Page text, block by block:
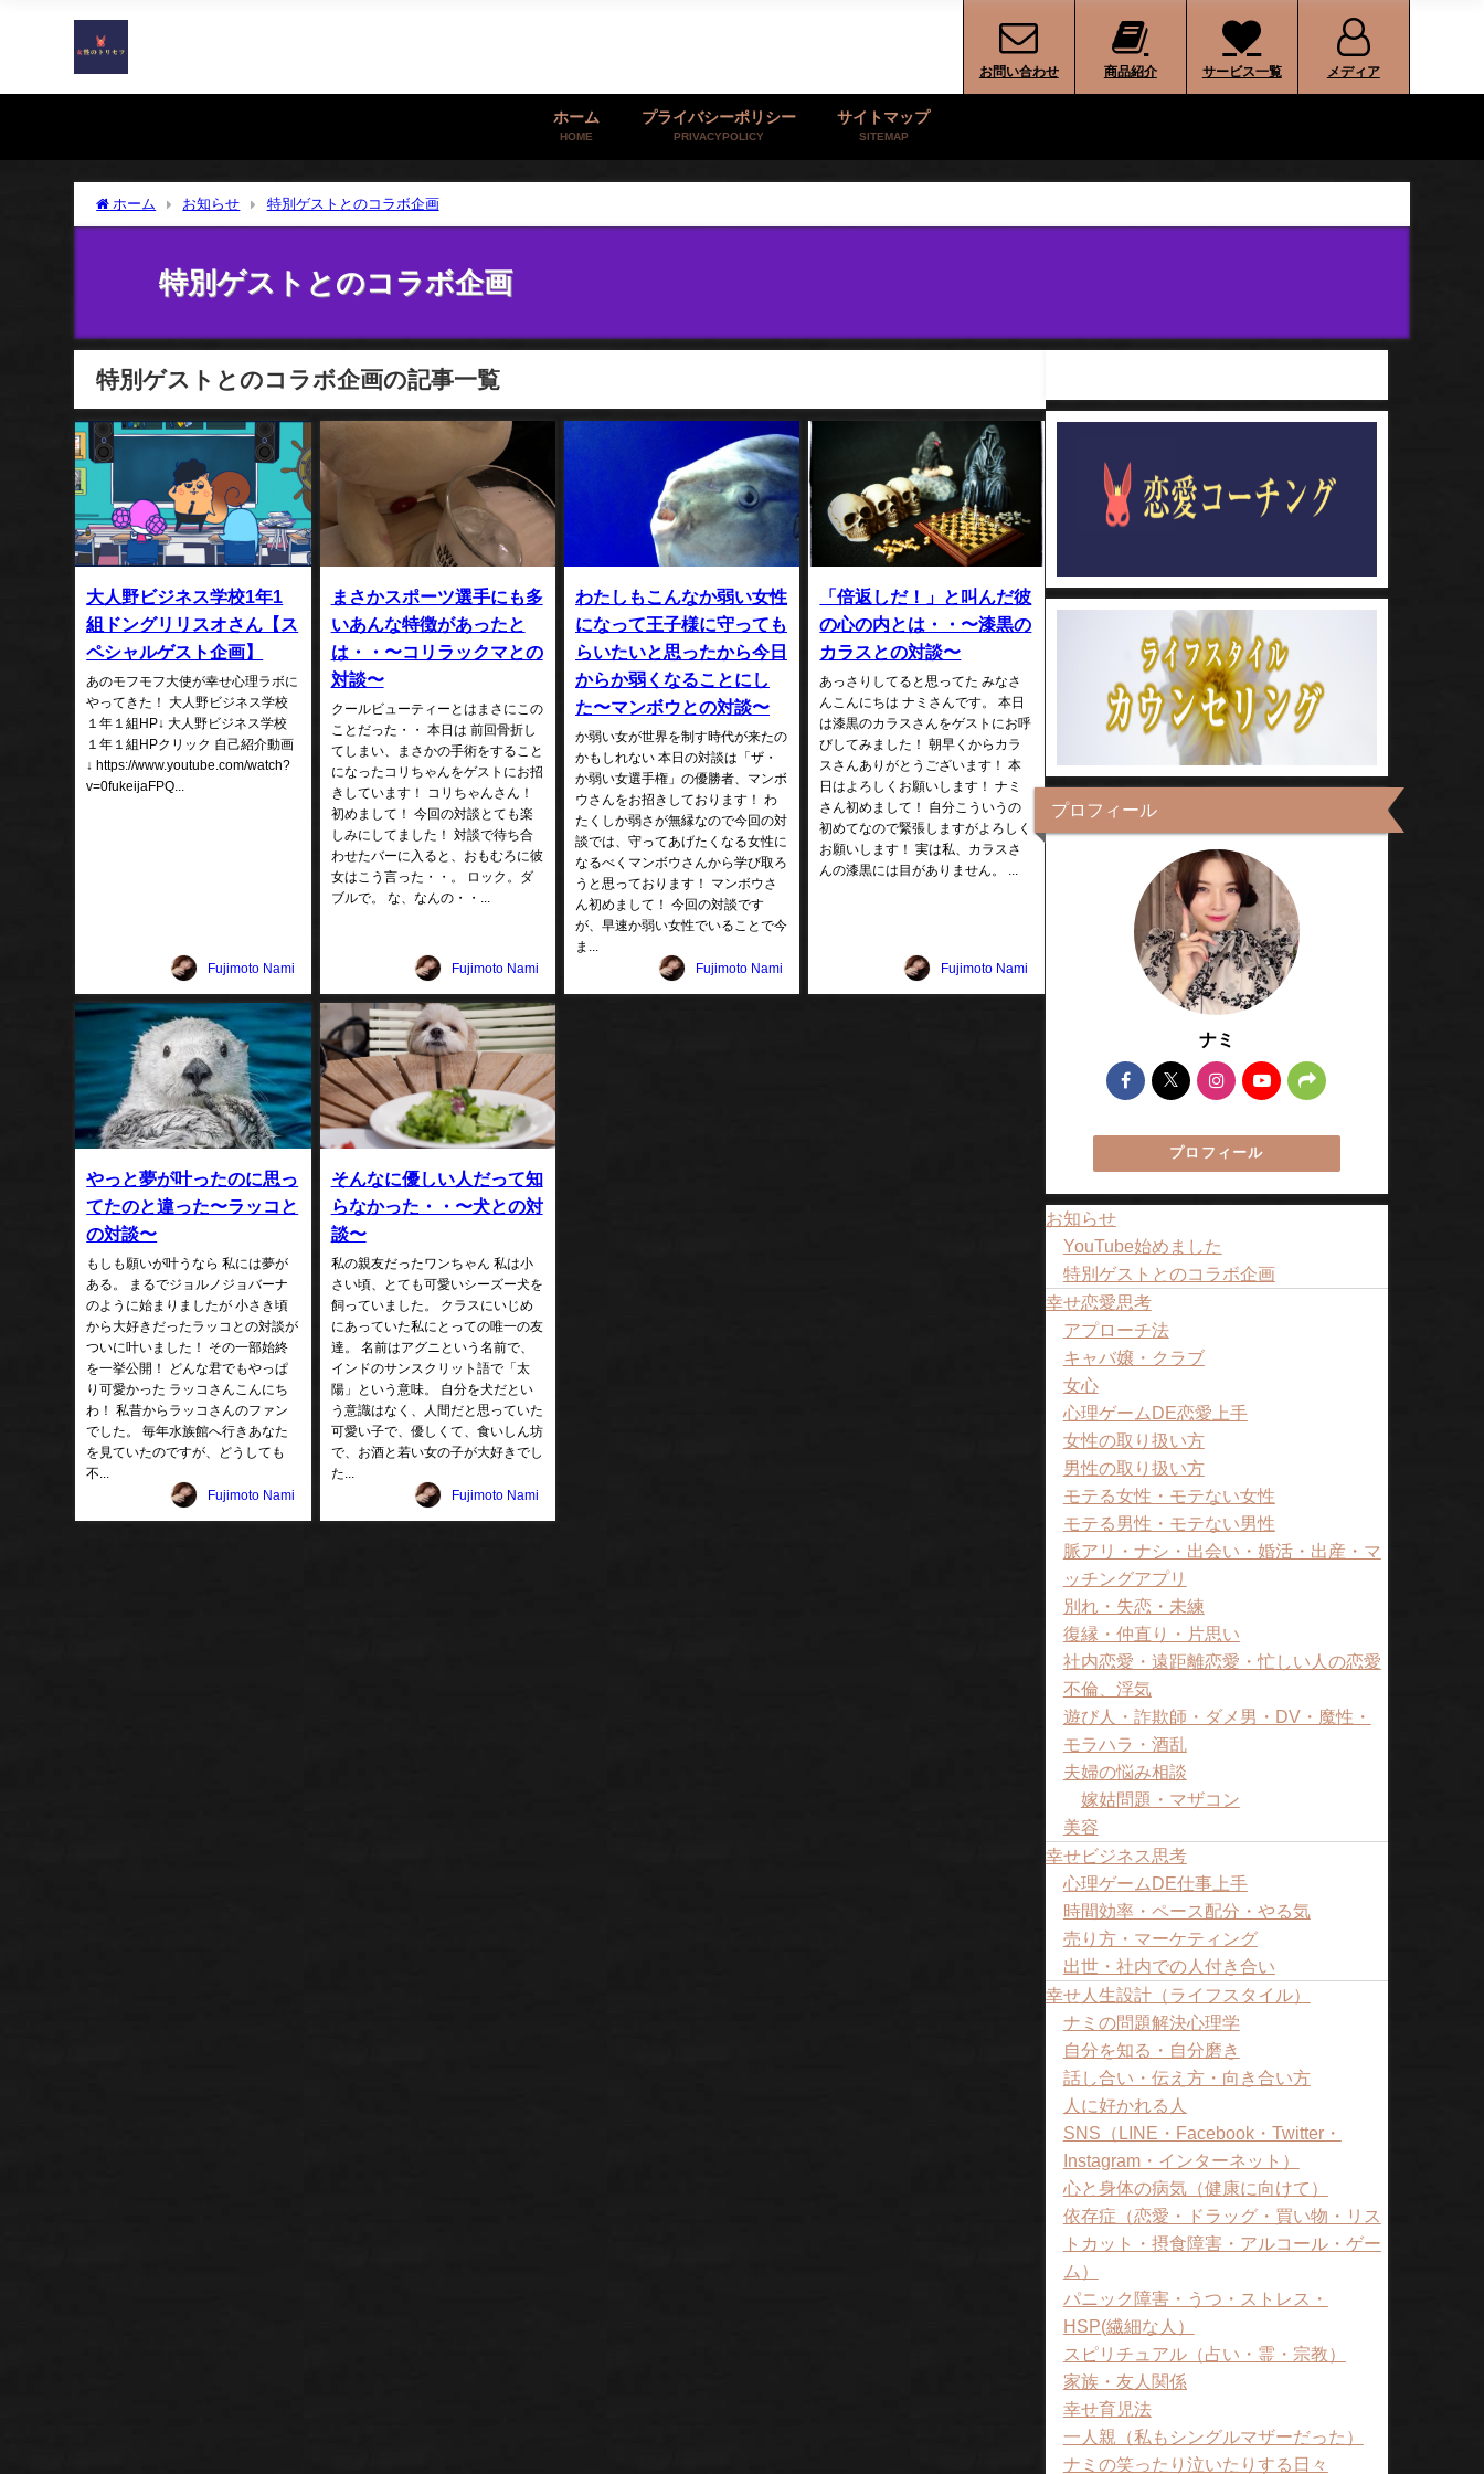
お問い合わせ 商品紹介 サービス一覧 メディア
ホーム
HOME
プライバシーポリシー
PRIVACYPOLICY
サイトマップ
SITEMAP
ホーム お知らせ 特別ゲストとのコラボ企画
特別ゲストとのコラボ企画
特別ゲストとのコラボ企画の記事一覧
大人野ビジネス学校1年1
組ドングリリスオさん【ス
ペシャルゲスト企画】
あのモフモフ大使が幸せ心理ラボに
やってきた！ 大人野ビジネス学校
１年１組HP↓ 大人野ビジネス学校
１年１組HPクリック 自己紹介動画
↓ https://www.youtube.com/watch?
v=0fukeijaFPQ...
Fujimoto Nami
まさかスポーツ選手にも多
いあんな特徴があったと
は・・〜コリラックマとの
対談〜
クールビューティーとはまさにこの
ことだった・・ 本日は 前回骨折し
てしまい、まさかの手術をすること
になったコリちゃんをゲストにお招
きしています！ コリちゃんさん！
初めまして！ 今回の対談とても楽
しみにしてました！ 対談で待ち合
わせたバーに入ると、おもむろに彼
女はこう言った・・。 ロック。ダ
ブルで。 な、なんの・・...
Fujimoto Nami
わたしもこんなか弱い女性
になって王子様に守っても
らいたいと思ったから今日
からか弱くなることにし
た〜マンボウとの対談〜
か弱い女が世界を制す時代が来たの
かもしれない 本日の対談は「ザ・
か弱い女選手権」の優勝者、マンボ
ウさんをお招きしております！ わ
たくしか弱さが無縁なので今回の対
談では、守ってあげたくなる女性に
なるべくマンボウさんから学び取ろ
うと思っております！ マンボウさ
ん初めまして！ 今回の対談です
が、早速か弱い女性でいることで今
ま...
Fujimoto Nami
「倍返しだ！」と叫んだ彼
の心の内とは・・〜漆黒の
カラスとの対談〜
あっさりしてると思ってた みなさ
んこんにちは ナミさんです。 本日
は漆黒のカラスさんをゲストにお呼
びしてみました！ 朝早くからカラ
スさんありがとうございます！ 本
日はよろしくお願いします！ ナミ
さん初めまして！ 自分こういうの
初めてなので緊張しますがよろしく
お願いします！ 実は私、カラスさ
んの漆黒には目がありません。 ...
Fujimoto Nami
やっと夢が叶ったのに思っ
てたのと違った〜ラッコと
の対談〜
もしも願いが叶うなら 私には夢が
ある。 まるでジョルノジョバーナ
のように始まりましたが 小さき頃
から大好きだったラッコとの対談が
ついに叶いました！ その一部始終
を一挙公開！ どんな君でもやっぱ
り可愛かった ラッコさんこんにち
わ！ 私昔からラッコさんのファン
でした。 毎年水族館へ行きあなた
を見ていたのですが、どうしても
不...
Fujimoto Nami
そんなに優しい人だって知
らなかった・・〜犬との対
談〜
私の親友だったワンちゃん 私は小
さい頃、とても可愛いシーズー犬を
飼っていました。 クラスにいじめ
にあっていた私にとっての唯一の友
達。 名前はアグニという名前で、
インドのサンスクリット語で「太
陽」という意味。 自分を犬だとい
う意識はなく、人間だと思っていた
可愛い子で、優しくて、食いしん坊
で、お酒と若い女の子が大好きでし
た...
Fujimoto Nami
プロフィール
ナミ
プロフィール
お知らせ
YouTube始めました
特別ゲストとのコラボ企画
幸せ恋愛思考
アプローチ法
キャバ嬢・クラブ
女心
心理ゲームDE恋愛上手
女性の取り扱い方
男性の取り扱い方
モテる女性・モテない女性
モテる男性・モテない男性
脈アリ・ナシ・出会い・婚活・出産・マ
ッチングアプリ
別れ・失恋・未練
復縁・仲直り・片思い
社内恋愛・遠距離恋愛・忙しい人の恋愛
不倫、浮気
遊び人・詐欺師・ダメ男・DV・魔性・
モラハラ・酒乱
夫婦の悩み相談
嫁姑問題・マザコン
美容
幸せビジネス思考
心理ゲームDE仕事上手
時間効率・ペース配分・やる気
売り方・マーケティング
出世・社内での人付き合い
幸せ人生設計（ライフスタイル）
ナミの問題解決心理学
自分を知る・自分磨き
話し合い・伝え方・向き合い方
人に好かれる人
SNS（LINE・Facebook・Twitter・
Instagram・インターネット）
心と身体の病気（健康に向けて）
依存症（恋愛・ドラッグ・買い物・リス
トカット・摂食障害・アルコール・ゲー
ム）
パニック障害・うつ・ストレス・
HSP(繊細な人）
スピリチュアル（占い・霊・宗教）
家族・友人関係
幸せ育児法
一人親（私もシングルマザーだった）
ナミの笑ったり泣いたりする日々